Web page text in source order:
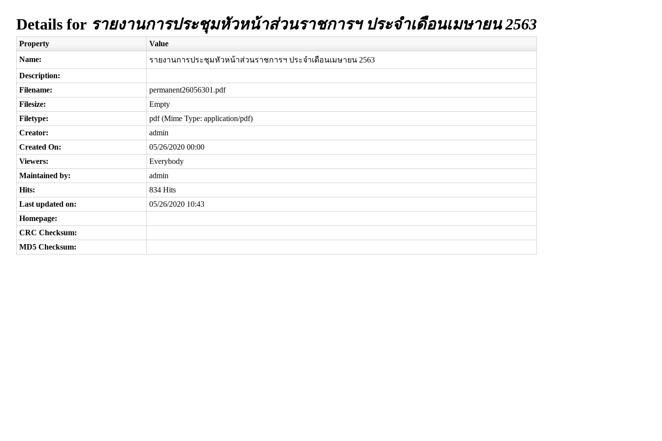
Details for รายงานการประชุมหัวหน้าส่วนราชการฯ ประจำเดือนเมษายน 2563
Property
Value
Name:
รายงานการประชุมหัวหน้าส่วนราชการฯ ประจำเดือนเมษายน 2563
Description:
Filename:
permanent26056301.pdf
Filesize:
Empty
Filetype:
pdf (Mime Type: application/pdf)
Creator:
admin
Created On:
05/26/2020 00:00
Viewers:
Everybody
Maintained by:
admin
Hits:
834 Hits
Last updated on:
05/26/2020 10:43
Homepage:
CRC Checksum:
MD5 Checksum: